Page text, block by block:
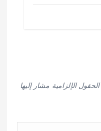
الحقول الإلزامية مشار إليها